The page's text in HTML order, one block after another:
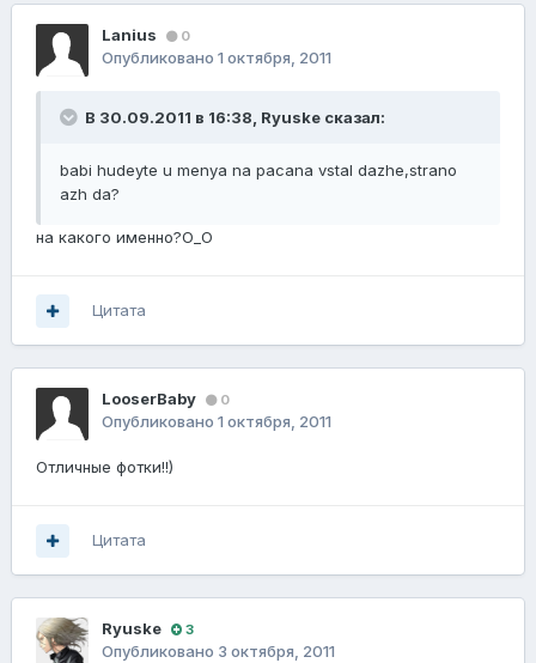
Lanius 0
Опубликовано 1 октября, 2011
В 30.09.2011 в 16:38, Ryuske сказал:
babi hudeyte u menya na pacana vstal dazhe,strano
azh da?
на какого именно?О_О
Цитата
LooserBaby 0
Опубликовано 1 октября, 2011
Отличные фотки!!)
Цитата
Ryuske 3
Опубликовано 3 октября, 2011